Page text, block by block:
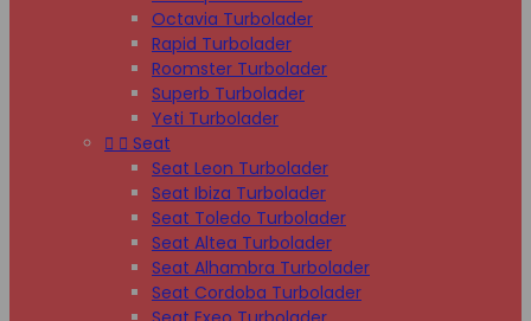
Octavia Turbolader
Rapid Turbolader
Roomster Turbolader
Superb Turbolader
Yeti Turbolader
  Seat
Seat Leon Turbolader
Seat Ibiza Turbolader
Seat Toledo Turbolader
Seat Altea Turbolader
Seat Alhambra Turbolader
Seat Cordoba Turbolader